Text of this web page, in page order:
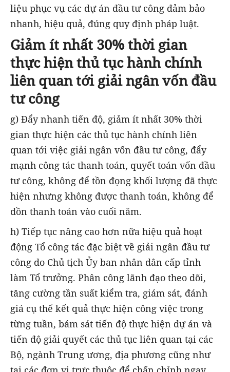
liệu phục vụ các dự án đầu tư công đảm bảo
nhanh, hiệu quả, đúng quy định pháp luật.
Giảm ít nhất 30% thời gian
thực hiện thủ tục hành chính
liên quan tới giải ngân vốn đầu
tư công
g) Đẩy nhanh tiến độ, giảm ít nhất 30% thời
gian thực hiện các thủ tục hành chính liên
quan tới việc giải ngân vốn đầu tư công, đẩy
mạnh công tác thanh toán, quyết toán vốn đầu
tư công, không để tồn đọng khối lượng đã thực
hiện nhưng không được thanh toán, không để
dồn thanh toán vào cuối năm.
h) Tiếp tục nâng cao hơn nữa hiệu quả hoạt
động Tổ công tác đặc biệt về giải ngân đầu tư
công do Chủ tịch Ủy ban nhân dân cấp tỉnh
làm Tổ trưởng. Phân công lãnh đạo theo dõi,
tăng cường tần suất kiểm tra, giám sát, đánh
giá cụ thể kết quả thực hiện công việc trong
từng tuần, bám sát tiến độ thực hiện dự án và
tiến độ giải quyết các thủ tục liên quan tại các
Bộ, ngành Trung ương, địa phương cũng như